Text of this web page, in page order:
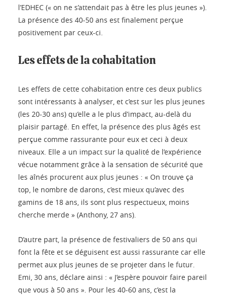
l’EDHEC (« on ne s’attendait pas à être les plus jeunes »).
La présence des 40-50 ans est finalement perçue
positivement par ceux-ci.
Les effets de la cohabitation
Les effets de cette cohabitation entre ces deux publics
sont intéressants à analyser, et c’est sur les plus jeunes
(les 20-30 ans) qu’elle a le plus d’impact, au-delà du
plaisir partagé. En effet, la présence des plus âgés est
perçue comme rassurante pour eux et ceci à deux
niveaux. Elle a un impact sur la qualité de l’expérience
vécue notamment grâce à la sensation de sécurité que
les aînés procurent aux plus jeunes : « On trouve ça
top, le nombre de darons, c’est mieux qu’avec des
gamins de 18 ans, ils sont plus respectueux, moins
cherche merde » (Anthony, 27 ans).
D’autre part, la présence de festivaliers de 50 ans qui
font la fête et se déguisent est aussi rassurante car elle
permet aux plus jeunes de se projeter dans le futur.
Emi, 30 ans, déclare ainsi : « J’espère pouvoir faire pareil
que vous à 50 ans ». Pour les 40-60 ans, c’est la